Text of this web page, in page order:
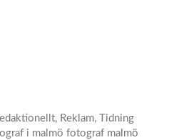
, Reklam,
Tidning
i malmö fotograf malmö